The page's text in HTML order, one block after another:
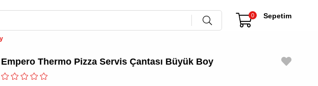
Sepetim
0
Empero Thermo Pizza Servis Çantası Büyük Boy